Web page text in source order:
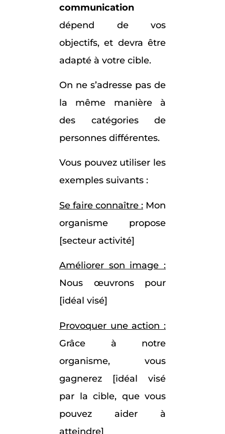
communication
dépend de vos
objectifs, et devra être
adapté à votre cible.
On ne s’adresse pas de
la même manière à
des catégories de
personnes différentes.
Vous pouvez utiliser les
exemples suivants :
Se faire connaître : Mon
organisme propose
[secteur activité]
Améliorer son image :
Nous œuvrons pour
[idéal visé]
Provoquer une action :
Grâce à notre
organisme, vous
gagnerez [idéal visé
par la cible, que vous
pouvez aider à
atteindre]